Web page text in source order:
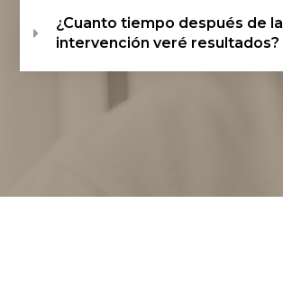
¿Cuanto tiempo después de la
intervención veré resultados?